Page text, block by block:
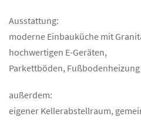
Ausstattung:
moderne Einbauküche mit
hochwertigen E-Geräten,
Parkettböden,
außerdem:
eigener Kellerabstellraum,